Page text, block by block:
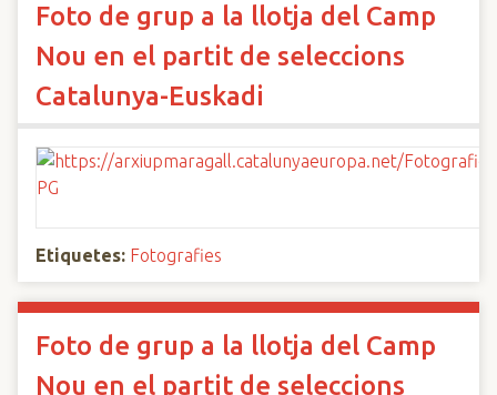
Foto de grup a la llotja del Camp
Nou en el partit de seleccions
Catalunya-Euskadi
Etiquetes: Fotografies
Foto de grup a la llotja del Camp
Nou en el partit de seleccions